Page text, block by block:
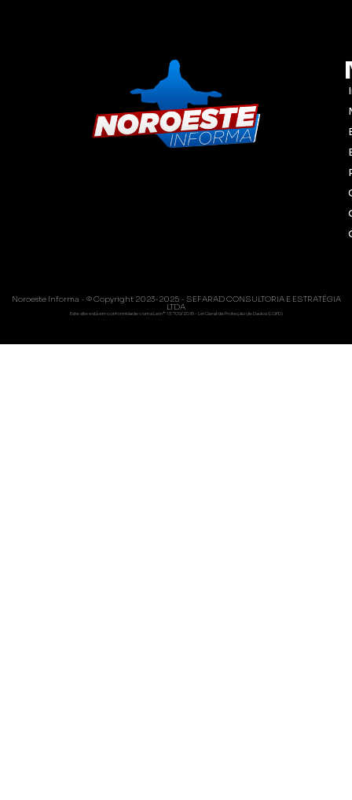
Noroeste Informa - © Copyright 2023-2025 - SEFARAD CONSULTORIA E ESTRATÉGIA
LTDA
Este site está em conformidade com a Lei nº 13.709/2018 - Lei Geral de Proteção de Dados (LGPD)